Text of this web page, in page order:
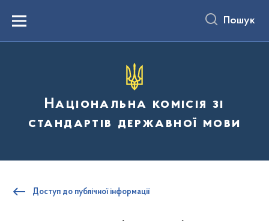
вмістуMenu Пошук
Національна комісія зі
стандартів державної мови
Доступ до публічної інформації